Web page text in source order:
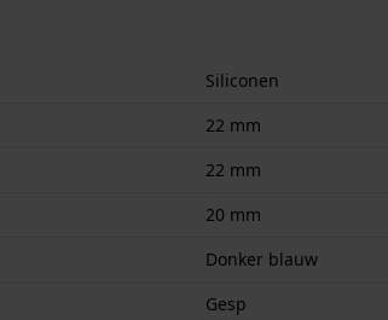
Siliconen
22 mm
22 mm
20 mm
Donker blauw
Gesp